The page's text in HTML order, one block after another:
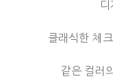
클래식한 체
같은 컬러